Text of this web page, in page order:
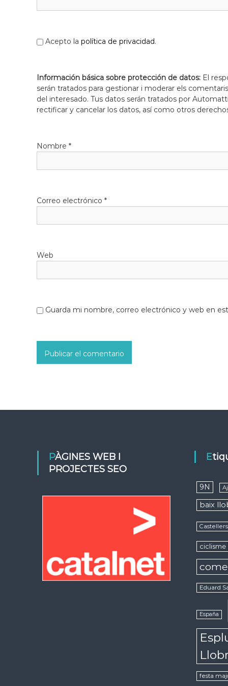
l
r
t
Acepto la política de privacidad.
Información básica sobre protección de datos: El
serán tratados para gestionar i moderar els
del interesado. Tus datos serán tratados por
rectificar y cancelar los datos, así como otros
Nombre *
Correo electrónico *
Web
Guarda mi nombre, correo electrónico y web en
PÀGINES WEB I
PROJECTES SEO
9N
baix
Castellers
ciclisme
Eduard
España
festa